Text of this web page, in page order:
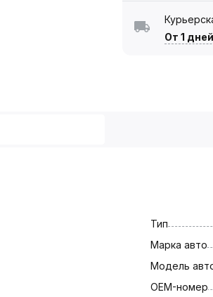
От 1 дней
Тип
Марка авто
Модель
OEM-номер